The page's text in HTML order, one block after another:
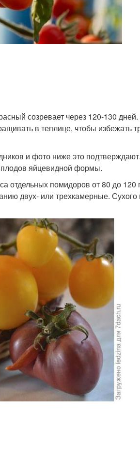
созревает через 120-130
в теплице, чтобы избежать
и фото ниже это
плодов яйцевидной формы.
отдельных помидоров от 80 до
двух- или трехкамерные.